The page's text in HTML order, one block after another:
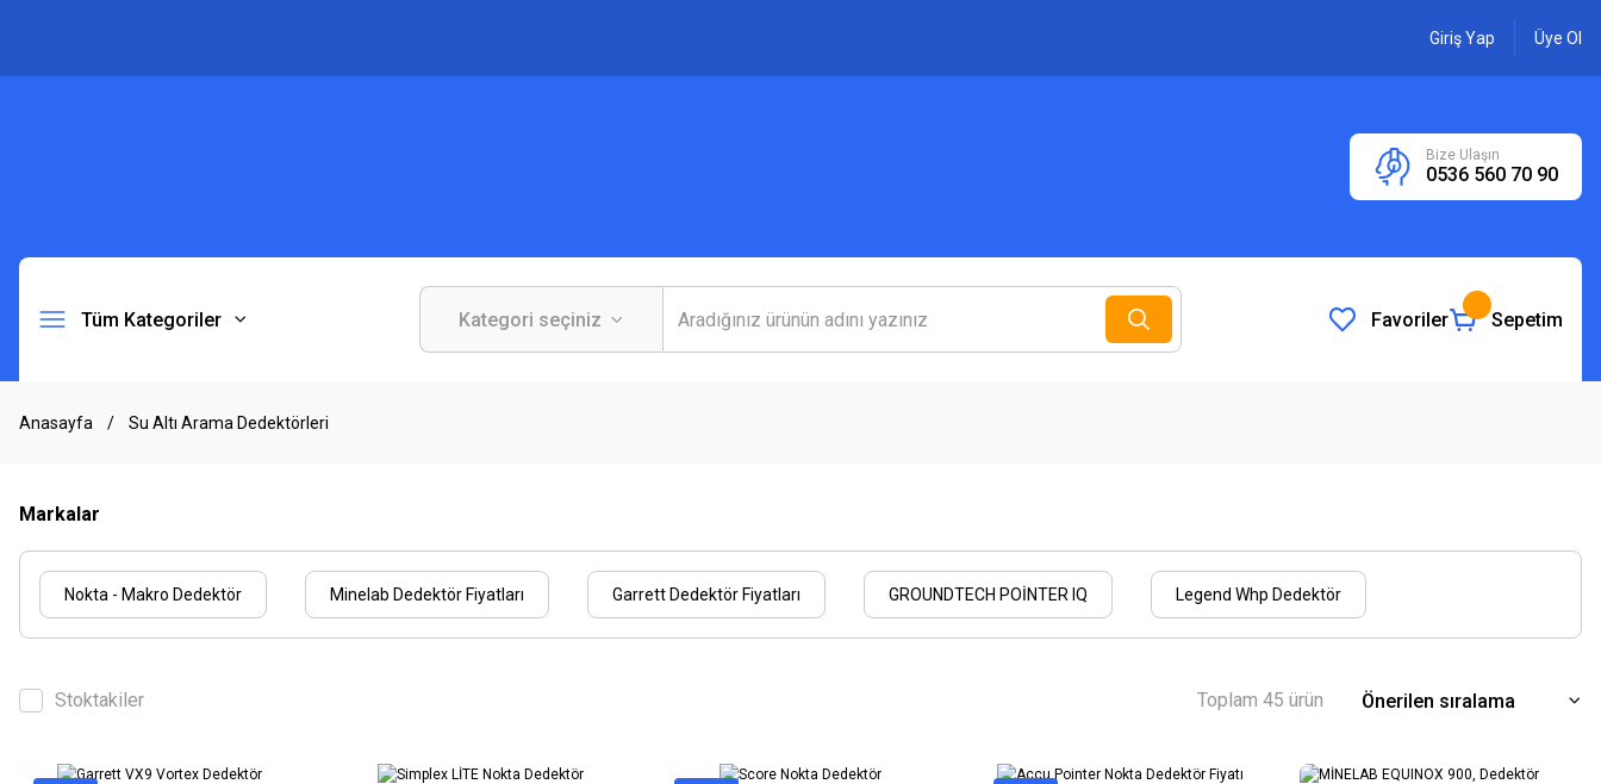
Giriş Yap Üye Ol
Bize Ulaşın
0536 560 70 90
Tüm Kategoriler Favoriler Sepetim
Anasayfa Su Altı Arama Dedektörleri
Markalar
Nokta - Makro Dedektör Minelab Dedektör Fiyatları Garrett Dedektör Fiyatları GROUNDTECH POİNTER IQ Legend Whp Dedektör
Stoktakiler Toplam 45 ürün